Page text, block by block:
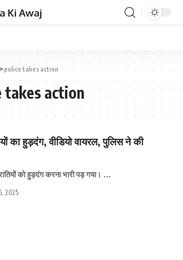
>police takes action
takes action
का हुड़दंग, वीडियो वायरल, पुलिस ने की
को हुड़दंग करना भारी पड़ गया। …
2025